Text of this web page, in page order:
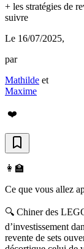
+ les stratégies de
suivre
Le 16/07/2025,
par
Mathilde et
Maxime
❤️
👩‍🏫
Ce que vous allez
🔍 Chiner des
d’investissement
revente de sets